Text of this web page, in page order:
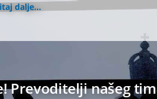
dalje...
Prevoditelji našeg